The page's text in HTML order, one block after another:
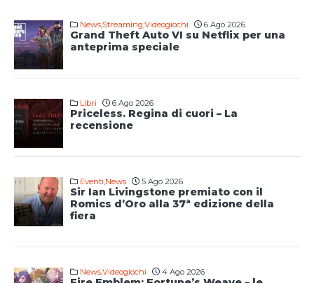
News,Streaming,Videogiochi 6 Ago 2026
Grand Theft Auto VI su Netflix per una
anteprima speciale
Libri 6 Ago 2026
Priceless. Regina di cuori – La
recensione
Eventi,News 5 Ago 2026
Sir Ian Livingstone premiato con il
Romics d’Oro alla 37ª edizione della
fiera
News,Videogiochi 4 Ago 2026